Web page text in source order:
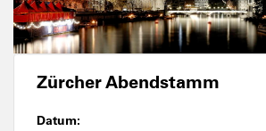
Zürcher Abendstamm
Datum: